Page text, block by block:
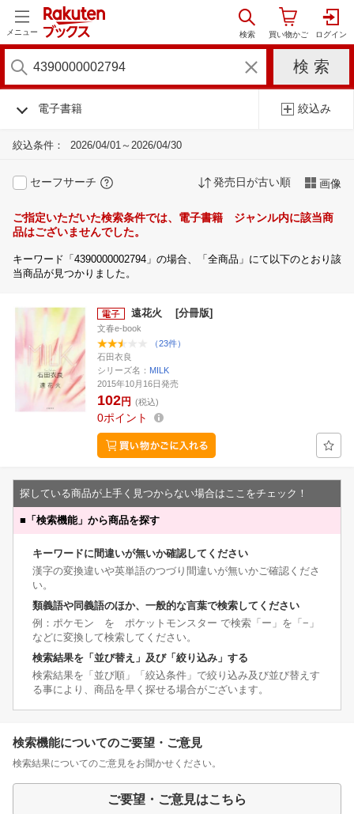
メニュー
電子書籍 絞込み
絞込条件： 2026/04/01～2026/04/30
セーフサーチ 発売日が古い順 画像
ご指定いただいた検索条件では、電子書籍 ジャンル内に該当商
品はございませんでした。
キーワード「4390000002794」の場合、「全商品」にて以下のとおり該
当商品が見つかりました。
遠花火 [分冊版]
文春e-book
（23件）
石田衣良
シリーズ名： MILK
2015年10月16日発売
102円 (税込)
0ポイント
探している商品が上手く見つからない場合はここをチェック！
■ 「検索機能」から商品を探す
キーワードに間違いが無いか確認してください
漢字の変換違いや英単語のつづり間違いが無いかご確認くださ
い。
類義語や同義語のほか、一般的な言葉で検索してください
例：ポケモン を ポケットモンスター で検索「ー」を「−」
などに変換して検索してください。
検索結果を「並び替え」及び「絞り込み」する
検索結果を「並び順」「絞込条件」で絞り込み及び並び替えす
る事により、商品を早く探せる場合がございます。
検索機能についてのご要望・ご意見
検索結果についてのご意見をお聞かせください。
ご要望・ご意見はこちら